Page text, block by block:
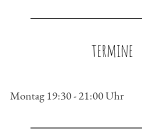
termine
Montag 19:30 - 21:00 Uhr